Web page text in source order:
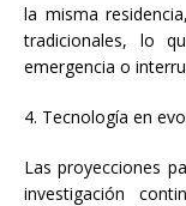
la misma
tradicionales, lo
emergencia o
4. Tecnología en
Las proyecciones
investigación